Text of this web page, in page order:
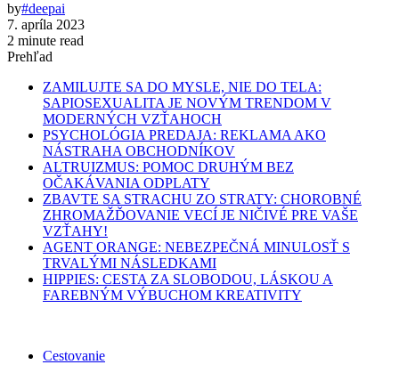
by#deepai
7. apríla 2023
2 minute read
Prehľad
ZAMILUJTE SA DO MYSLE, NIE DO TELA:
SAPIOSEXUALITA JE NOVÝM TRENDOM V
MODERNÝCH VZŤAHOCH
PSYCHOLÓGIA PREDAJA: REKLAMA AKO
NÁSTRAHA OBCHODNÍKOV
ALTRUIZMUS: POMOC DRUHÝM BEZ
OČAKÁVANIA ODPLATY
ZBAVTE SA STRACHU ZO STRATY: CHOROBNÉ
ZHROMAŽĎOVANIE VECÍ JE NIČIVÉ PRE VAŠE
VZŤAHY!
AGENT ORANGE: NEBEZPEČNÁ MINULOSŤ S
TRVALÝMI NÁSLEDKAMI
HIPPIES: CESTA ZA SLOBODOU, LÁSKOU A
FAREBNÝM VÝBUCHOM KREATIVITY
Cestovanie